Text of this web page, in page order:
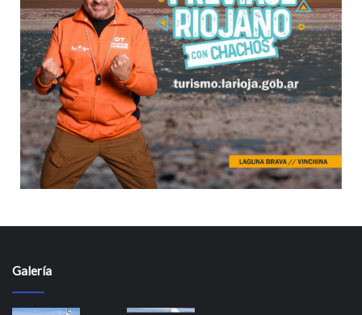
Galería